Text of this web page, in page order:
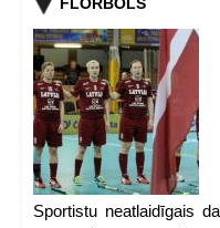
Sportistu neatlaidīgais